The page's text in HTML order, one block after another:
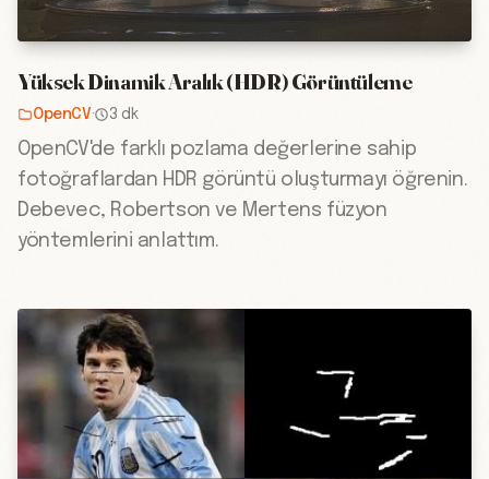
Yüksek Dinamik Aralık (HDR) Görüntüleme
OpenCV· 3 dk
OpenCV'de farklı pozlama değerlerine sahip
fotoğraflardan HDR görüntü oluşturmayı öğrenin.
Debevec, Robertson ve Mertens füzyon
yöntemlerini anlattım.